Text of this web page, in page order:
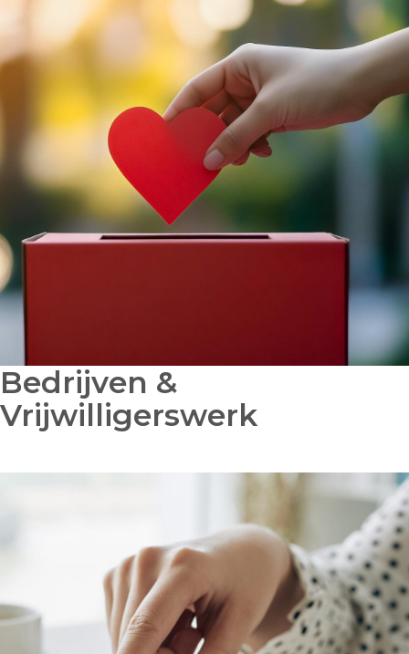
Bedrijven &
Vrijwilligerswerk